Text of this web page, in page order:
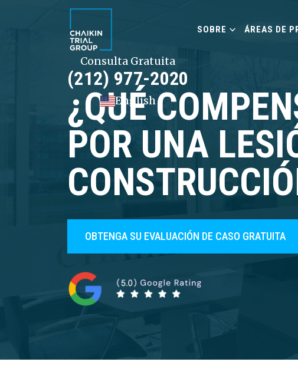
SOBRE ÁREAS DE
Consulta Gratuita
(212) 977-2020
English
¿QUÉ
POR UNA
OBTENGA SU EVALUACIÓN DE CASO GRATUITA